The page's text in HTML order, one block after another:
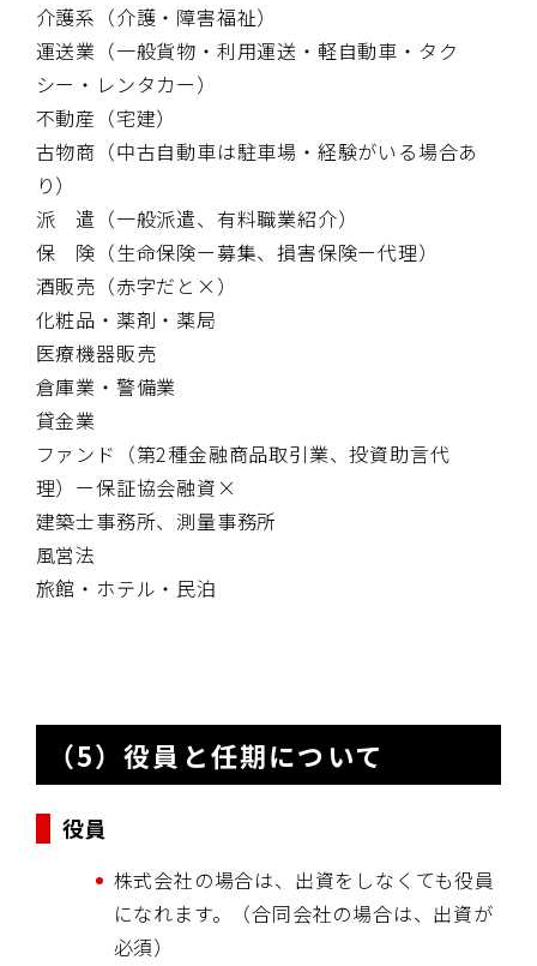
介護系（介護・障害福祉）
運送業（一般貨物・利用運送・軽自動車・タク
シー・レンタカー）
不動産（宅建）
古物商（中古自動車は駐車場・経験がいる場合あ
り）
派 遣（一般派遣、有料職業紹介）
保 険（生命保険ー募集、損害保険ー代理）
酒販売（赤字だと×）
化粧品・薬剤・薬局
医療機器販売
倉庫業・警備業
貸金業
ファンド（第2種金融商品取引業、投資助言代
理）ー保証協会融資×
建築士事務所、測量事務所
風営法
旅館・ホテル・民泊
（5）役員と任期について
役員
株式会社の場合は、出資をしなくても役員
になれます。（合同会社の場合は、出資が
必須）